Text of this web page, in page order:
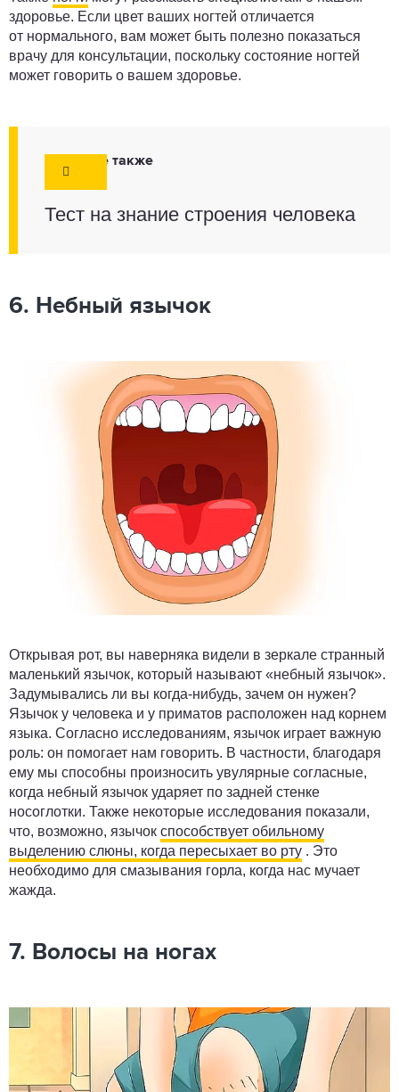
здоровье. Если цвет ваших ногтей отличается
от нормального, вам может быть полезно показаться
врачу для консультации, поскольку состояние ногтей
может говорить о вашем здоровье.
Смотрите также
Тест на знание строения человека
6. Небный язычок
Открывая рот, вы наверняка видели в зеркале странный
маленький язычок, который называют «небный язычок».
Задумывались ли вы когда-нибудь, зачем он нужен?
Язычок у человека и у приматов расположен над корнем
языка. Согласно исследованиям, язычок играет важную
роль: он помогает нам говорить. В частности, благодаря
ему мы способны произносить увулярные согласные,
когда небный язычок ударяет по задней стенке
носоглотки. Также некоторые исследования показали,
что, возможно, язычок способствует обильному
выделению слюны, когда пересыхает во рту . Это
необходимо для смазывания горла, когда нас мучает
жажда.
7. Волосы на ногах